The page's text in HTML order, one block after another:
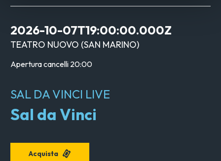
2026-10-07T19:00:00.000Z
TEATRO NUOVO (SAN MARINO)
Apertura cancelli 20:00
SAL DA VINCI LIVE
Sal da Vinci
Acquista